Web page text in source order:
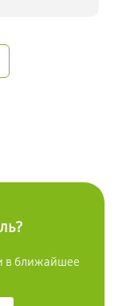
в ближайшее